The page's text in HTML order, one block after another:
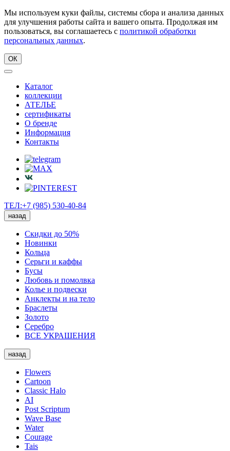
Мы используем куки файлы, системы сбора и анализа данных
для улучшения работы сайта и вашего опыта. Продолжая им
пользоваться, вы соглашаетесь с политикой обработки
персональных данных.
ОК
Каталог
коллекции
АТЕЛЬЕ
сертификаты
О бренде
Информация
Контакты
ТЕЛ:+7 (985) 530-40-84
назад
Скидки до 50%
Новинки
Кольца
Серьги и каффы
Бусы
Любовь и помолвка
Колье и подвески
Анклекты и на тело
Браслеты
Золото
Серебро
ВСЕ УКРАШЕНИЯ
назад
Flowers
Cartoon
Classic Halo
AI
Post Scriptum
Wave Base
Water
Courage
Tais